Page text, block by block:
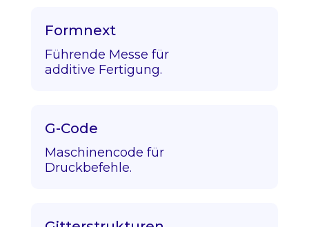
Formnext
Führende Messe für
additive Fertigung.
G-Code
Maschinencode für
Druckbefehle.